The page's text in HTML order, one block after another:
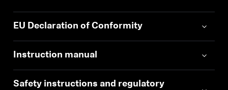
EU Declaration of Conformity
Instruction manual
Safety instructions and regulatory